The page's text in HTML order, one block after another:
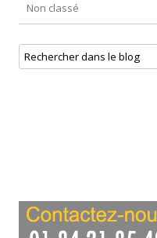
Non classé